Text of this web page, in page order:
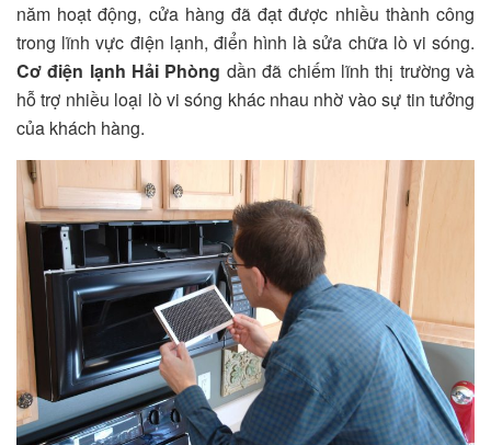
năm hoạt động, cửa hàng đã đạt được nhiều thành công
trong lĩnh vực điện lạnh, điển hình là sửa chữa lò vi sóng.
Cơ điện lạnh Hải Phòng dần đã chiếm lĩnh thị trường và
hỗ trợ nhiều loại lò vi sóng khác nhau nhờ vào sự tin tưởng
của khách hàng.